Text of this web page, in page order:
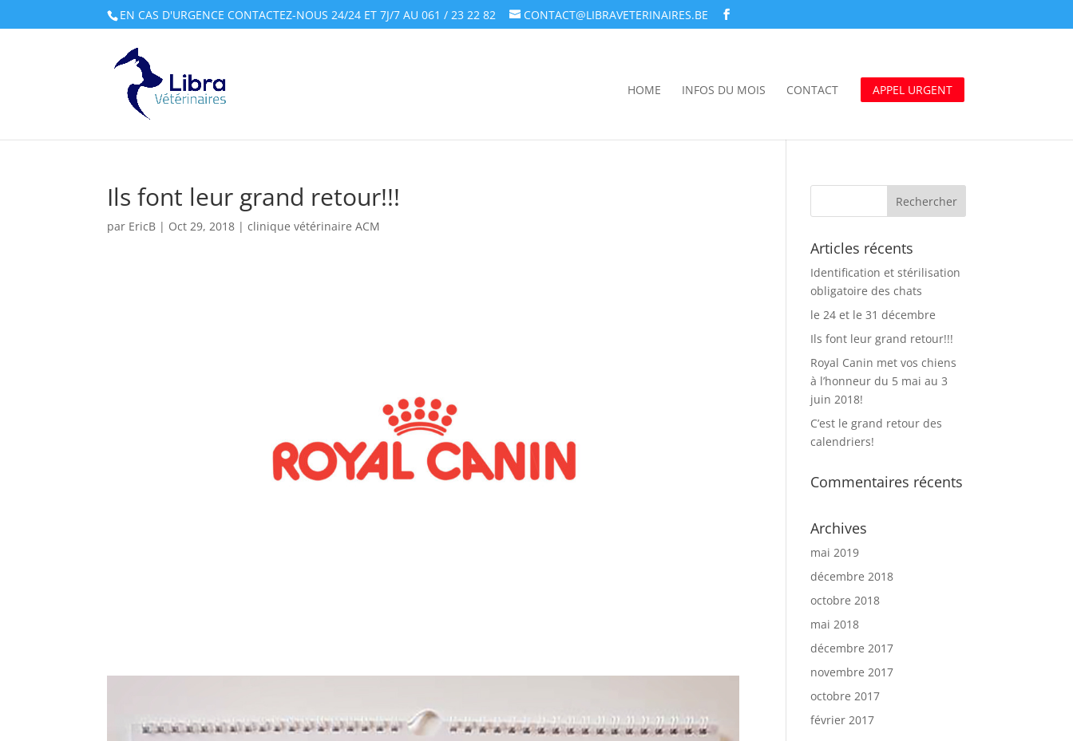
EN CAS D'URGENCE CONTACTEZ-NOUS 24/24 ET 7J/7 AU 061 / 23 22 82 CONTACT@LIBRAVETERINAIRES.BE
HOME INFOS DU MOIS CONTACT APPEL URGENT
Ils font leur grand retour!!!
par EricB | Oct 29, 2018 |clinique vétérinaire ACM
Articles récents
Identification et stérilisation
obligatoire des chats
le 24 et le 31 décembre
Ils font leur grand retour!!!
Royal Canin met vos chiens
à l’honneur du 5 mai au 3
juin 2018!
C’est le grand retour des
calendriers!
Commentaires récents
Archives
mai 2019
décembre 2018
octobre 2018
mai 2018
décembre 2017
novembre 2017
octobre 2017
février 2017